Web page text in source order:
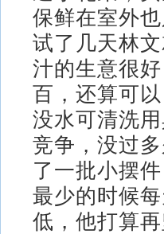
保鲜在室外
试了几天林
汁的生意很
百，还算可
没水可清洗
竞争，没过
了一批小摆
最少的时候
低，他打算再